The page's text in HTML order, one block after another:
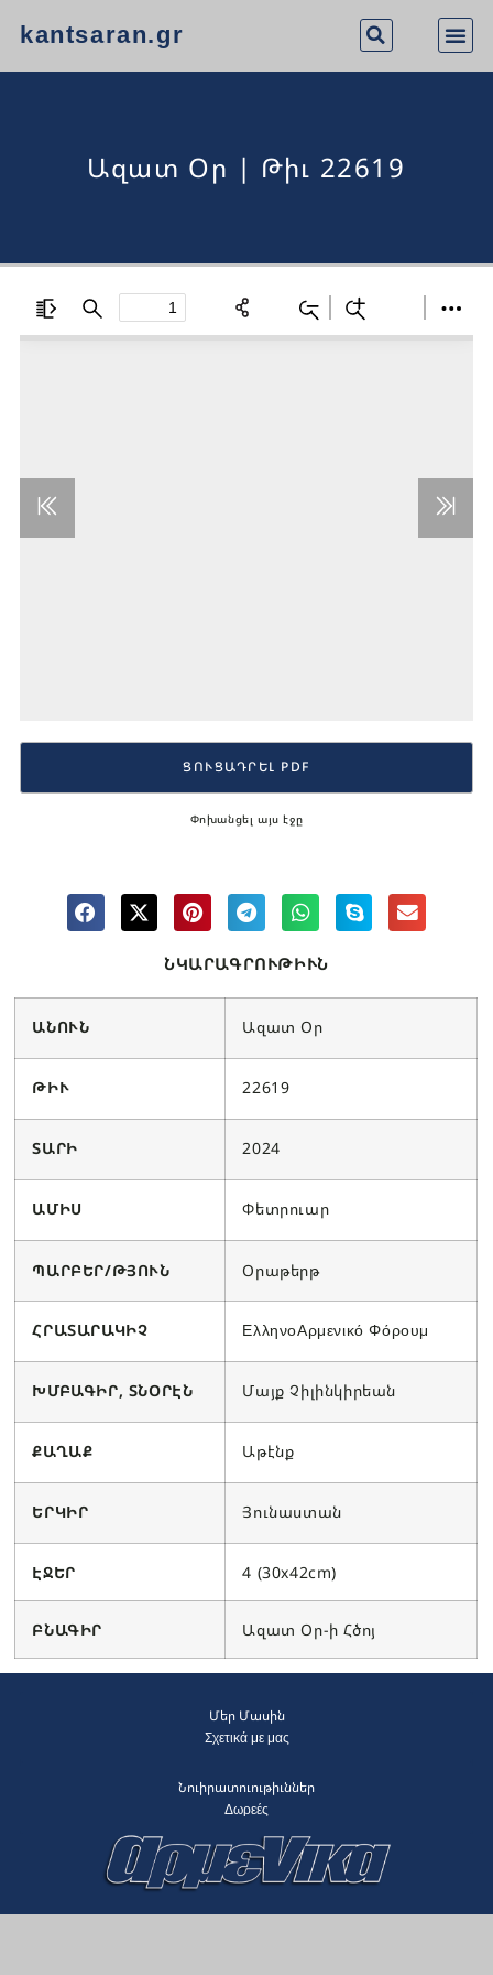
kantsaran.gr
Ազատ Օր | Թիւ 22619
ՆԿԱՐԱԳՐՈՒԹԻՒՆ
ԱՆՈՒՆ Ազատ Օր
ԹԻՒ 22619
ՏԱՐԻ 2024
ԱՄԻՍ Փետրուար
ՊԱՐԲԵՐ/ԹՅՈՒՆ Օրաթերթ
ՀՐԱՏԱՐԱԿԻՉ ΕλληνοΑρμενικό Φόρουμ
ԽՄԲԱԳԻՐ, ՏՆՕՐԷՆ Մայք Չիլինկիրեան
ՔԱՂԱՔ Աթէնք
ԵՐԿԻՐ Յունաստան
ԷՋԵՐ 4 (30x42cm)
ԲՆԱԳԻՐ Ազատ Օր-ի Հծոյ
Փոխանցել այս էջը
ՑՈՒՑԱԴՐԵԼ PDF
Մեր Մասին
Σχετικά με μας
Նուիրատուութիւններ
Δωρεές